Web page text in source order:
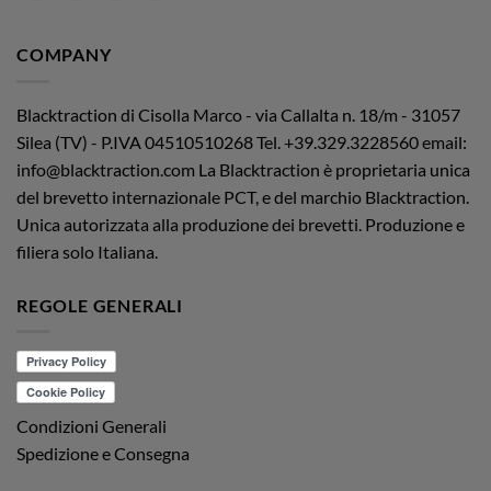
COMPANY
Blacktraction di Cisolla Marco - via Callalta n. 18/m - 31057
Silea (TV) - P.IVA 04510510268Tel. +39.329.3228560 email:
info@blacktraction.com La Blacktraction è proprietaria unica
del brevetto internazionale PCT, e del marchio Blacktraction.
Unica autorizzata alla produzione dei brevetti. Produzione e
filiera solo Italiana.
REGOLE GENERALI
Condizioni Generali
Spedizione e Consegna